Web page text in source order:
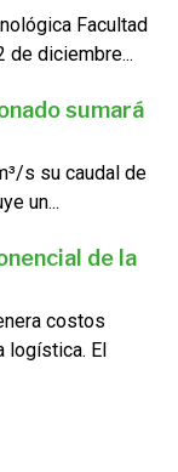
Facultad
de diciembre...
sumará
s su caudal de
un...
de la
costos
logística. El